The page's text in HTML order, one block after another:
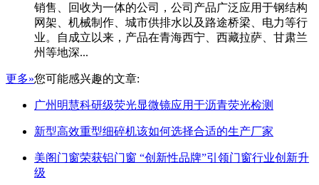
销售、回收为一体的公司，公司产品广泛应用于钢结构
网架、机械制作、城市供排水以及路途桥梁、电力等行
业。自成立以来，产品在青海西宁、西藏拉萨、甘肃兰
州等地深...
更多»您可能感兴趣的文章:
广州明慧科研级荧光显微镜应用于沥青荧光检测
新型高效重型细碎机该如何选择合适的生产厂家
美阁门窗荣获铝门窗 “创新性品牌”引领门窗行业创新升
级